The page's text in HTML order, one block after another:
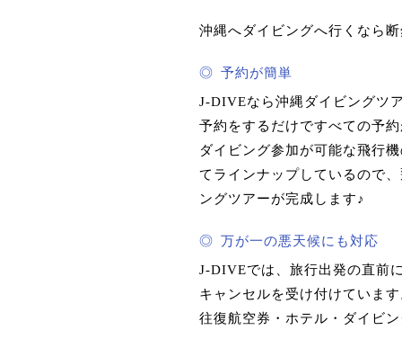
沖縄へダイビングへ行くなら
◎ 予約が簡単
J-DIVEなら沖縄ダイビングツ
予約をするだけですべての予約
ダイビング参加が可能な飛行
てラインナップしているので
ングツアーが完成します♪
◎ 万が一の悪天候にも対応
J-DIVEでは、旅行出発の直前
キャンセルを受け付けています
往復航空券・ホテル・ダイビ